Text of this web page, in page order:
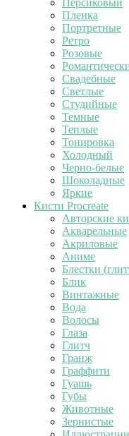
Персиковый
Пленка
Портретные
Ретро
Розовые
Свадебные
Светлые
Студийные
Темные
Теплые
Тонировка
Холодный
Черно-белые
Шоколадные
Яркие
Кисти Procreate
Авторские
Акварельные
Акриловые
Аниме
Блестки
Блик
Винтажные
Вода
Волосы
Глаза
Глитч
Гранж
Граффити
Гуашь
Губы
Животные
Зернистые